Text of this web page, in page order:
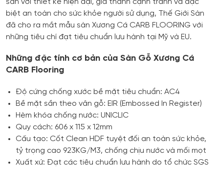
biệt an toàn cho sức khỏe người sử dụng, Thế Giới Sàn
đã cho ra mắt mẫu sàn Xương Cá CARB FLOORING với
những tiêu chí đạt tiêu chuẩn lưu hành tại Mỹ và EU.
Những đặc tính cơ bản của Sàn Gỗ Xương Cá
CARB Flooring
Độ cứng chống xước bề mặt tiêu chuẩn: AC4
Bề mặt sần theo vân gỗ: EIR (Embossed In Register)
Hèm khóa chống nước: UNICLIC
Quy cách: 606 x 115 x 12mm
Cấu tạo: Cốt Clean HDF tuyệt đối an toàn sức khỏe,
tỷ trọng cao 923KG/M3, chống chịu nước và mối mọt
Xuất xứ: Đạt các tiêu chuẩn lưu hành do tổ chức SGS